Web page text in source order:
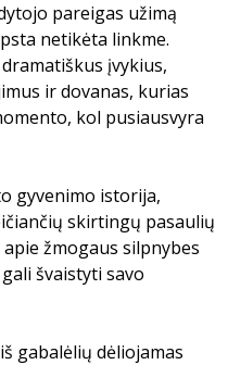
pareigas užimą
netikėta linkme.
įvykius,
ir dovanas, kurias
kol pusiausvyra
gyvenimo istorija,
skirtingų pasaulių
žmogaus silpnybes
švaistyti savo
gabalėlių dėliojamas